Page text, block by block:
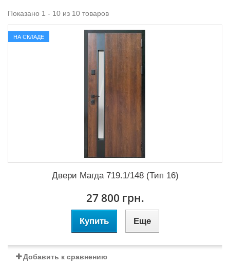
Показано 1 - 10 из 10 товаров
НА СКЛАДЕ
Двери Магда 719.1/148 (Тип 16)
27 800 грн.
Купить Еще
Добавить к сравнению